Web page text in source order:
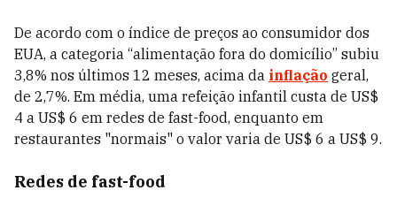
De acordo com o índice de preços ao consumidor dos
EUA, a categoria “alimentação fora do domicílio” subiu
3,8% nos últimos 12 meses, acima da inflação geral,
de 2,7%. Em média, uma refeição infantil custa de US$
4 a US$ 6 em redes de fast-food, enquanto em
restaurantes "normais" o valor varia de US$ 6 a US$ 9.
Redes de fast-food